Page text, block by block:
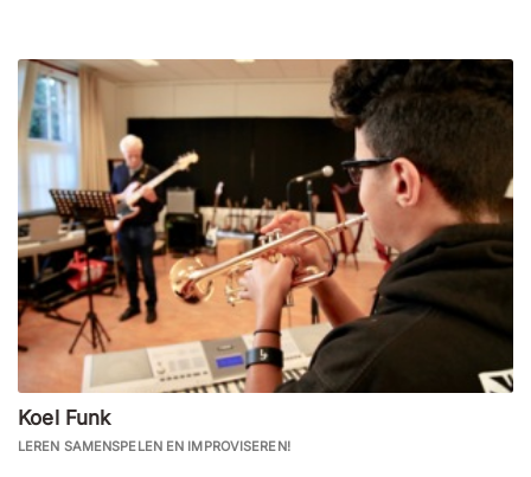
Koel Funk
LEREN SAMENSPELEN EN IMPROVISEREN!